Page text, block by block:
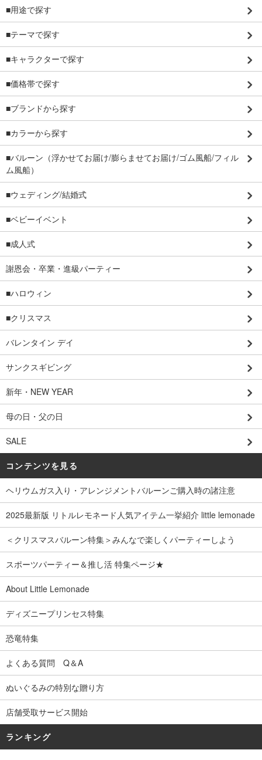
■用途で探す
■テーマで探す
■キャラクターで探す
■価格帯で探す
■ブランドから探す
■カラーから探す
■バルーン（浮かせてお届け/膨らませてお届け/ゴム風船/フィル
ム風船）
■ウェディング/結婚式
■ベビーイベント
■成人式
謝恩会・卒業・進級パーティー
■ハロウィン
■クリスマス
バレンタイン デイ
サンクスギビング
新年・NEW YEAR
母の日・父の日
SALE
コンテンツを見る
ヘリウムガス入り・アレンジメントバルーンご購入時の諸注意
2025最新版 リトルレモネード人気アイテム一挙紹介 little lemonade
＜クリスマスバルーン特集＞みんなで楽しくパーティーしよう
スポーツパーティー＆推し活 特集ページ★
About Little Lemonade
ディズニープリンセス特集
恐竜特集
よくある質問 Q＆A
ぬいぐるみの特別な贈り方
店舗受取サービス開始
ランキング